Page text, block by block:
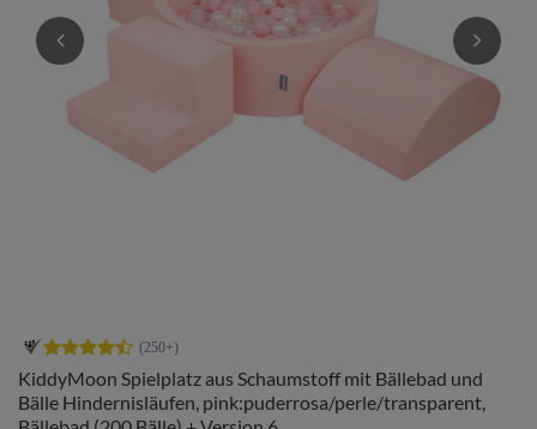
KiddyMoon Spielplatz aus Schaumstoff mit Bällebad und
Bälle Hindernisläufen, pink:puderrosa/perle/transparent,